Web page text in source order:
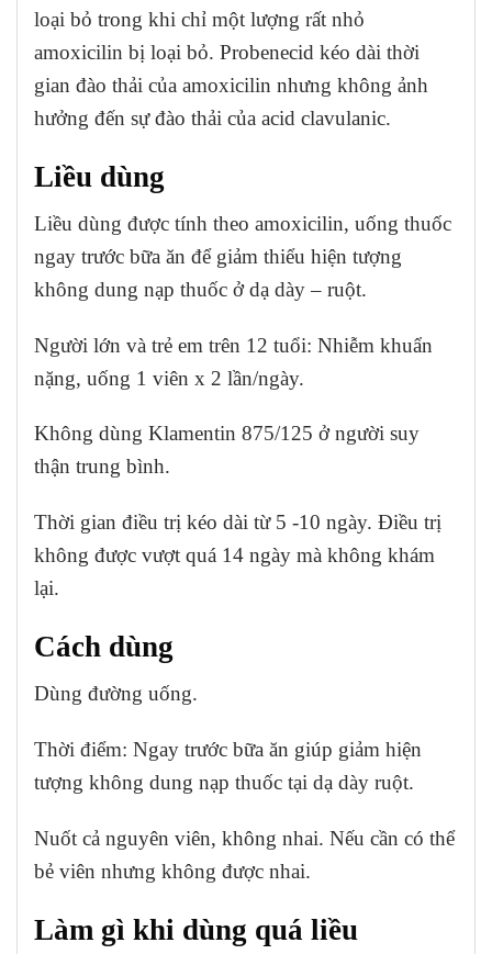
loại bỏ trong khi chỉ một lượng rất nhỏ
amoxicilin bị loại bỏ. Probenecid kéo dài thời
gian đào thải của amoxicilin nhưng không ảnh
hưởng đến sự đào thải của acid clavulanic.
Liều dùng
Liều dùng được tính theo amoxicilin, uống thuốc
ngay trước bữa ăn để giảm thiểu hiện tượng
không dung nạp thuốc ở dạ dày – ruột.
Người lớn và trẻ em trên 12 tuổi: Nhiễm khuẩn
nặng, uống 1 viên x 2 lần/ngày.
Không dùng Klamentin 875/125 ở người suy
thận trung bình.
Thời gian điều trị kéo dài từ 5 -10 ngày. Điều trị
không được vượt quá 14 ngày mà không khám
lại.
Cách dùng
Dùng đường uống.
Thời điểm: Ngay trước bữa ăn giúp giảm hiện
tượng không dung nạp thuốc tại dạ dày ruột.
Nuốt cả nguyên viên, không nhai. Nếu cần có thể
bẻ viên nhưng không được nhai.
Làm gì khi dùng quá liều